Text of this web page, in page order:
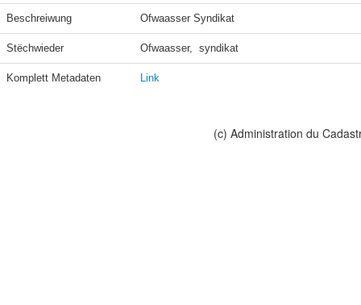
Beschreiwung Ofwaasser Syndikat
Stëchwieder Ofwaasser,  syndikat
Komplett Metadaten Link
(c) Administration du